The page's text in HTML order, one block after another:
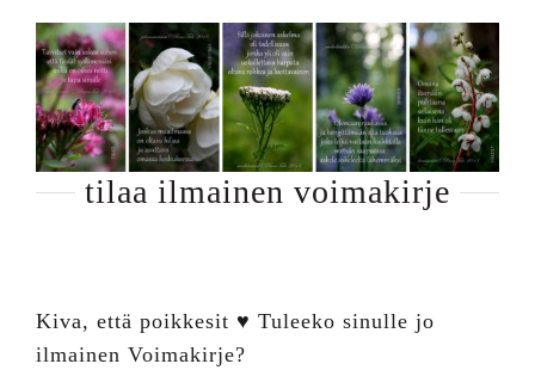
tilaa ilmainen voimakirje
Kiva, että poikkesit ♥ Tuleeko sinulle jo
ilmainen Voimakirje?